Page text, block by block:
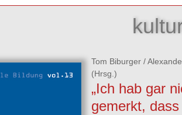
Tom Biburger/
(Hrsg.)
„Ich hab gar
gemerkt,